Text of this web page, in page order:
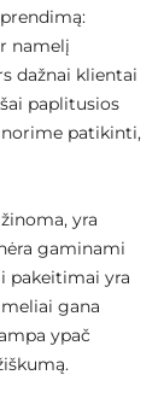
namelį
dažnai klientai
paplitusios
norime patikinti,
yra
gaminami
pakeitimai yra
gana
ypač